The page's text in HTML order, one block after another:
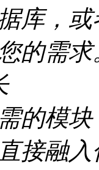
库，
的需求
的模
接融